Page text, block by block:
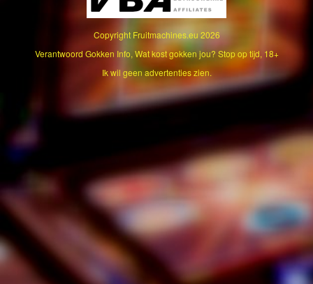
Copyright Fruitmachines.eu 2026
Verantwoord Gokken Info, Wat kost gokken jou? Stop op tijd, 18+
Ik wil geen advertenties zien.